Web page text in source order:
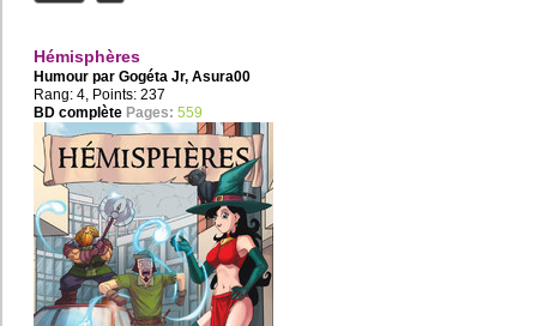
Hémisphères
Humour par Gogéta Jr, Asura00
Rang: 4, Points: 237
BD complète Pages: 559